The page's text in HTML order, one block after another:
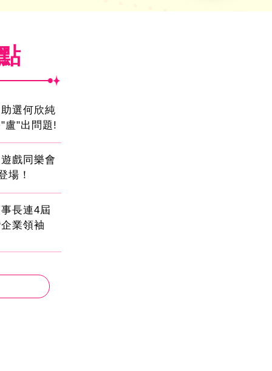
選何欣純
盧"出問題!
戲同樂會
場！
長連4屆
業領袖